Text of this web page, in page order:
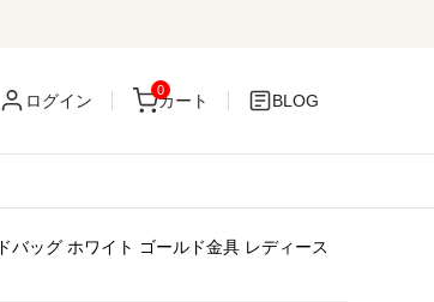
ログイン
0
カート BLOG
バッグ ホワイト ゴールド金具 レディース